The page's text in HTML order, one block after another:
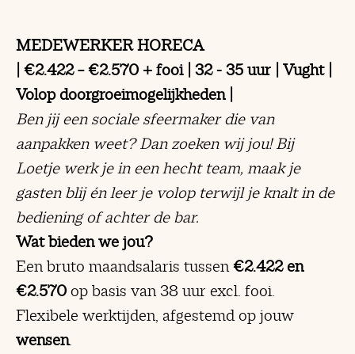
MEDEWERKER HORECA
| €2.422 – €2.570 + fooi | 32 - 35 uur | Vught |
Volop doorgroeimogelijkheden |
Ben jij een sociale sfeermaker die van
aanpakken weet? Dan zoeken wij jou! Bij
Loetje werk je in een hecht team, maak je
gasten blij én leer je volop terwijl je knalt in de
bediening of achter de bar.
Wat bieden we jou?
Een bruto maandsalaris tussen€2.422 en
€2.570op basis van 38 uur excl. fooi.
Flexibele werktijden, afgestemd op jouw
wensen.